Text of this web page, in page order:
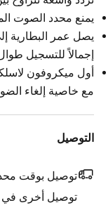
يمنع محدد الصوت
إجمالاً للتسجيل
أول ميكروفون
مع خاصية إلغاء
التوصيل
توصيل بوقت
توصيل أخرى في